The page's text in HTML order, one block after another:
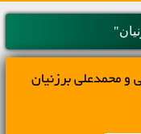
و محمدعلی برزنیان